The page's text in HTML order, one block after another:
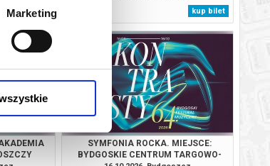
Marketing
kup bilet
kup bilet
SYMFONIA ROCKA. MIEJSCE:
BYDGOSKIE CENTRUM TARGOWO-